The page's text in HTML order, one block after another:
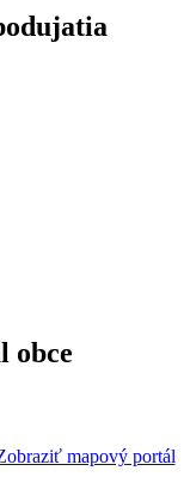
obce
mapový portál